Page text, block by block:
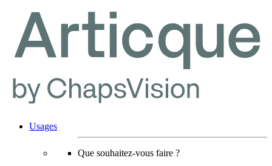
Usages
Que souhaitez-vous faire ?